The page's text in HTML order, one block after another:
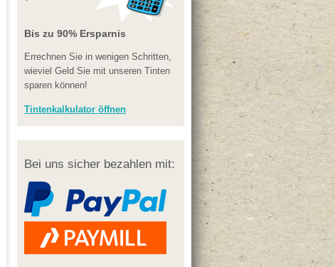
Bis zu 90% Ersparnis
Errechnen Sie in wenigen Schritten,
wieviel Geld Sie mit unseren Tinten
sparen können!
Tintenkalkulator öffnen
Bei uns sicher bezahlen mit: